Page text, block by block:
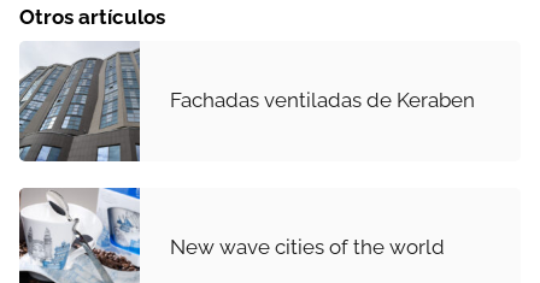
Otros artículos
Fachadas ventiladas de Keraben
New wave cities of the world